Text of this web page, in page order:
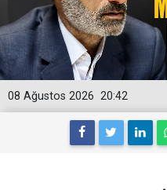
20:42
08 Ağustos 2026